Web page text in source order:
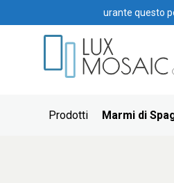
urante questo
Prodotti Marmi di